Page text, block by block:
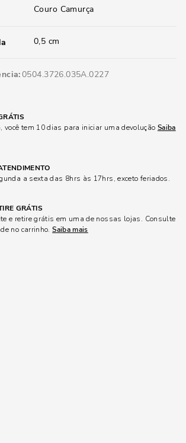
Couro Camurça
0,5 cm
0504.3726.035A.0227
você tem 10 dias para iniciar uma devolução Saiba
a sexta das 8hrs às 17hrs, exceto feriados.
GRÁTIS
e retire grátis em uma de nossas lojas. Consulte
no carrinho.Saiba mais